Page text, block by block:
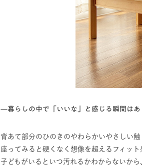
—暮らしの中で「いいな」と感じる瞬間はあ
背あて部分のひのきのやわらかいやさしい
座ってみると硬くなく想像を超えるフィッ
子どもがいるといつ汚れるかわからないか